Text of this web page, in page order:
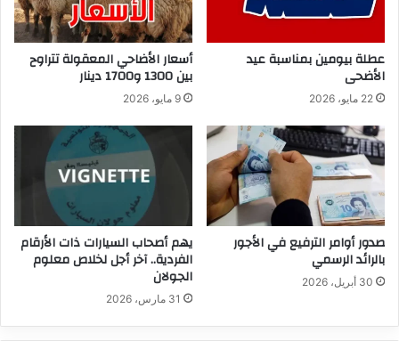
عطلة بيومين بمناسبة عيد
الأضحى
22 مايو، 2026
أسعار الأضاحي المعقولة تتراوح
بين 1300 و1700 دينار
9 مايو، 2026
صدور أوامر الترفيع في الأجور
بالرائد الرسمي
30 أبريل، 2026
يهم أصحاب السيارات ذات الأرقام
الفردية.. آخر أجل لخلاص معلوم
الجولان
31 مارس، 2026